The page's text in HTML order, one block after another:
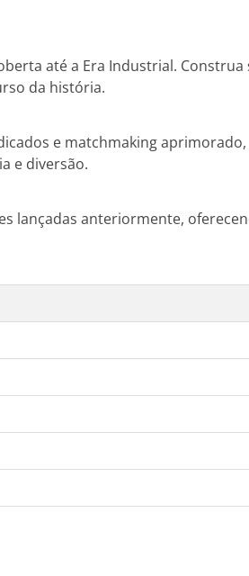
até a Era Industrial.
da história.
e matchmaking
e diversão.
lançadas anteriormente,